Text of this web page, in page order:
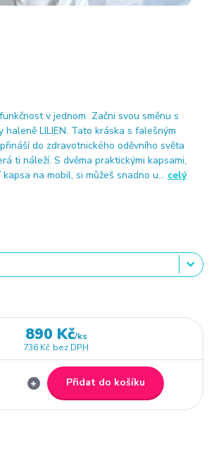
v jednom Začni svou směnu s
LILIEN. Tato kráska s falešným
do zdravotnického oděvního světa
ti náleží. S dvěma praktickými kapsami,
na mobil, si můžeš snadno u... celý
890 Kč/ks
736 Kč bez DPH
Přidat do košíku